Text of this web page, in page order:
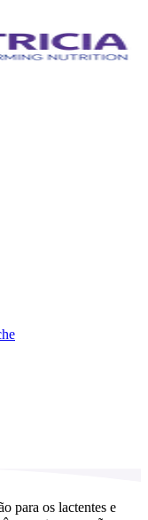
para os lactentes e